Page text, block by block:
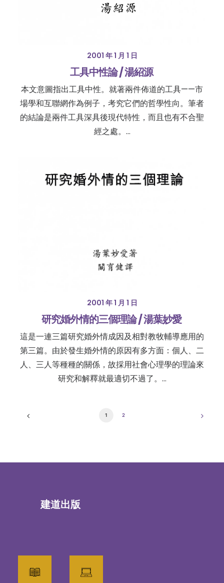
2001 年 1 月 1 日
工具中性論 / 湯紹源
本文意圖指出工具中性。就著兩件佈道的工具——市
場學和互聯網作為例子，考究它們的哲學性向。筆者
的結論是兩件工具深具後現代特性，而且也有不合聖
經之處。…
2001 年 1 月 1 日
研究婚外情的三個理論 / 湯葉妙愛
這是一連三篇研究婚外情成因及相對教牧輔導應用的
第三篇。由於發生婚外情的原因有多方面：個人、二
人、三人等種種的關係，故採用社會心理學的理論來
研究和解釋就最適切不過了。…
1 2
建道出版